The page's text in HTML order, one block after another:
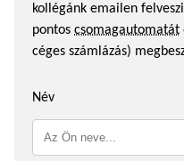
kollégánk emailen
pontos csomagautomatát
céges számlázás)
Név